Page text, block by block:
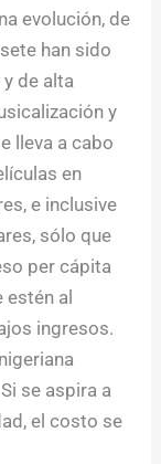
evolución, de
han sido
de alta
y
lleva a cabo
en
e inclusive
sólo que
per cápita
estén al
ingresos.
se aspira a
el costo se